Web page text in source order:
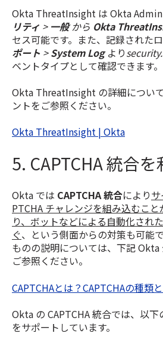
Okta ThreatInsight は Okta
リティ > 一般から Okta
セス可能です。また、記録されたロ
ポート >System Logより
ベントタイプとして確認できます。
Okta ThreatInsight の詳細につい
ントをご参照ください。
Okta ThreatInsight | Okta
5. CAPTCHA 統合
Okta では CAPTCHA 統合により
PTCHA チャレンジを組み込むこ
り、ボットなどによる自動化され
ぐ、という側面からの対策も可能
ものの説明については、下記 Okta
ご参照ください。​
CAPTCHAとは？CAPTCHAの種類
Okta の CAPTCHA 統合では、以下
をサポートしています。